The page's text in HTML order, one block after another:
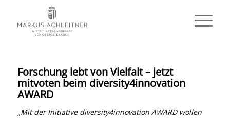
Forschung lebt von Vielfalt – jetzt
mitvoten beim diversity4innovation
AWARD
„Mit der Initiative diversity4innovation AWARD wollen